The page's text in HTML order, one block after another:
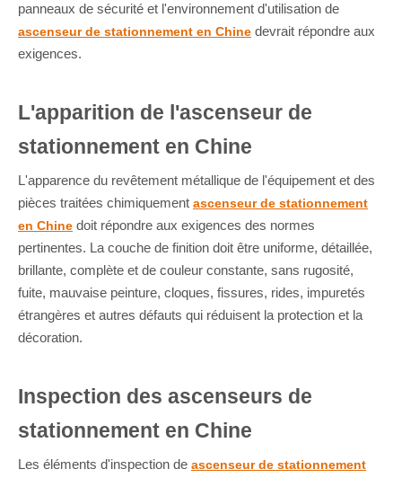
panneaux de sécurité et l'environnement d'utilisation de
ascenseur de stationnement en Chine devrait répondre aux
exigences.
L'apparition de l'ascenseur de
stationnement en Chine
L'apparence du revêtement métallique de l'équipement et des
pièces traitées chimiquement ascenseur de stationnement
en Chine doit répondre aux exigences des normes
pertinentes. La couche de finition doit être uniforme, détaillée,
brillante, complète et de couleur constante, sans rugosité,
fuite, mauvaise peinture, cloques, fissures, rides, impuretés
étrangères et autres défauts qui réduisent la protection et la
décoration.
Inspection des ascenseurs de
stationnement en Chine
Les éléments d'inspection de ascenseur de stationnement